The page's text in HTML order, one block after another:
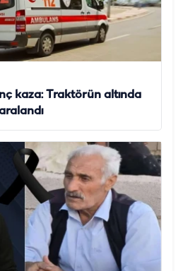
kaza: Traktörün altında